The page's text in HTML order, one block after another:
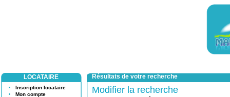
LOCATAIRE
Inscription locataire
Mon compte
Résultats de votre recherche
Modifier la recherche